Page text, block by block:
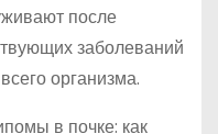
после
заболеваний
организма.